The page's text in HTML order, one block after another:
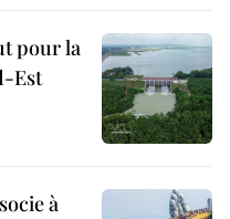
pour la
Est
à